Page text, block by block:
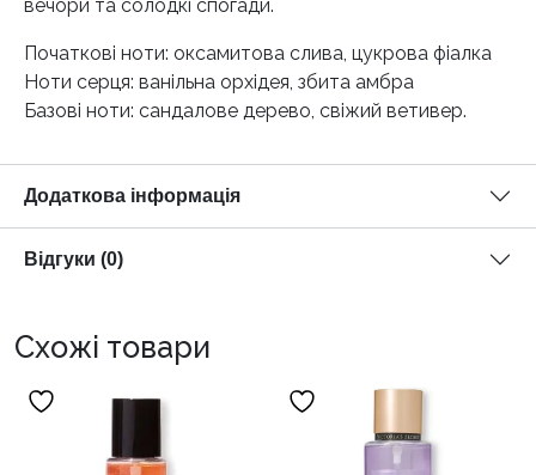
вечори та солодкі спогади.
Початкові ноти: оксамитова слива, цукрова фіалка​
Ноти серця: ванільна орхідея, збита амбра​
Базові ноти: сандалове дерево, свіжий ветивер​.
Додаткова інформація
Відгуки (0)
Схожі товари